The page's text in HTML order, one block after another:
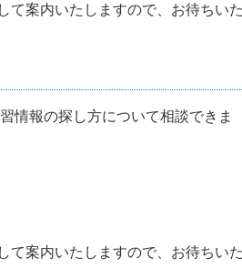
て案内いたしますので、お待ちい
情報の探し方について相談できま
て案内いたしますので、お待ちい